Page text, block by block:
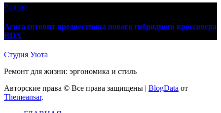
Разное
Acura готовит предвестника нового гибридного кроссовера
RDX
Студия Уюта
Ремонт для жизни: эргономика и стиль
Авторские права © Все права защищены | BlogData от
Themeansar.